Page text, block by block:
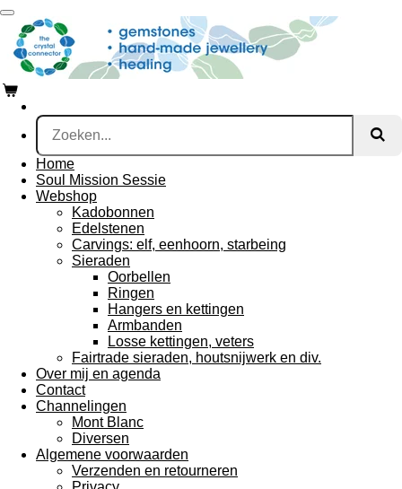
Ga
direct
naar
de
hoofdinhoud
Home
Soul Mission Sessie
Webshop
Kadobonnen
Edelstenen
Carvings: elf, eenhoorn, starbeing
Sieraden
Oorbellen
Ringen
Hangers en kettingen
Armbanden
Losse kettingen, veters
Fairtrade sieraden, houtsnijwerk en div.
Over mij en agenda
Contact
Channelingen
Mont Blanc
Diversen
Algemene voorwaarden
Verzenden en retourneren